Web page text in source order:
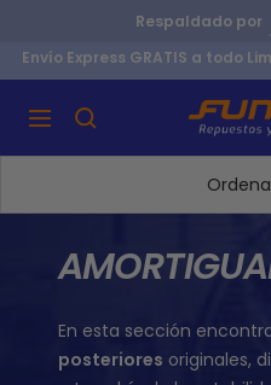
contenido
Respaldado por
Envío Express GRATIS a todo
Navigación
NACIONAL
PERU.
En esta sección
posteriores originales,